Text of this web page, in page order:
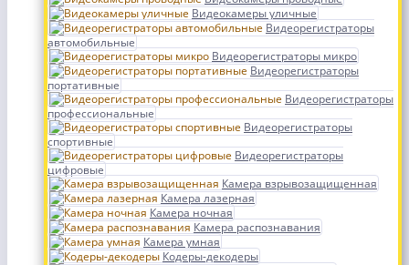
Видеокамеры уличные
Видеорегистраторы
автомобильные
Видеорегистраторы микро
Видеорегистраторы
портативные
Видеорегистраторы
профессиональные
Видеорегистраторы
спортивные
Видеорегистраторы
цифровые
Камера взрывозащищенная
Камера лазерная
Камера ночная
Камера распознавания
Камера умная
Кодеры-декодеры